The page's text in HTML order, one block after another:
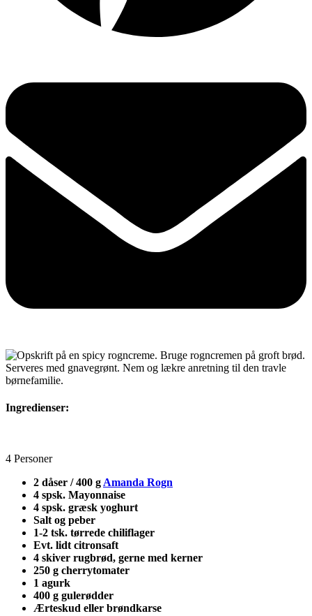
Ingredienser:
4 Personer
2 dåser / 400 g Amanda Rogn
4 spsk. Mayonnaise
4 spsk. græsk yoghurt
Salt og peber
1-2 tsk. tørrede chiliflager
Evt. lidt citronsaft
4 skiver rugbrød, gerne med kerner
250 g cherrytomater
1 agurk
400 g gulerødder
Ærteskud eller brøndkarse